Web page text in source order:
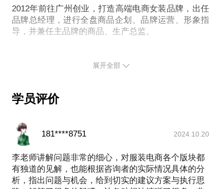
分利用视觉冲击、色彩调和、页面布局等来吸引消费
流、销售特点分析。
为了更高效地完成本次约见，请您提前准备以下资
料：
台、风格、店铺数量等）；
3.需要解决的问题（请将您的问题整合成一、二、三
以及目前的数据分析资料，以便于我们更加效率地解
2012年前往广州创业，打造高端电商女装品牌，出任
品牌总经理，进行全盘商品企划、品牌运营、形象指
导，并兼任主品牌的商品、生产总监。
业。在这个行业中永远存在机会，但在红海中脱颖而
展开全部
学员评价
181****8751 2024.10.20
李老师讲解问题非常的细心，对服装电商各个版块都
有独道的见解，也能根据咨询者的实际情况具体的分
析，指出问题与机会，给到切实的建议方案与执行思